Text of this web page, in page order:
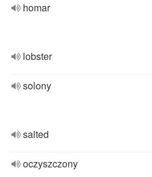
homar
lobster
solony
salted
oczyszczony